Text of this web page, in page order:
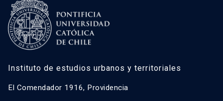
Instituto de estudios urbanos y territoriales
El Comendador 1916, Providencia